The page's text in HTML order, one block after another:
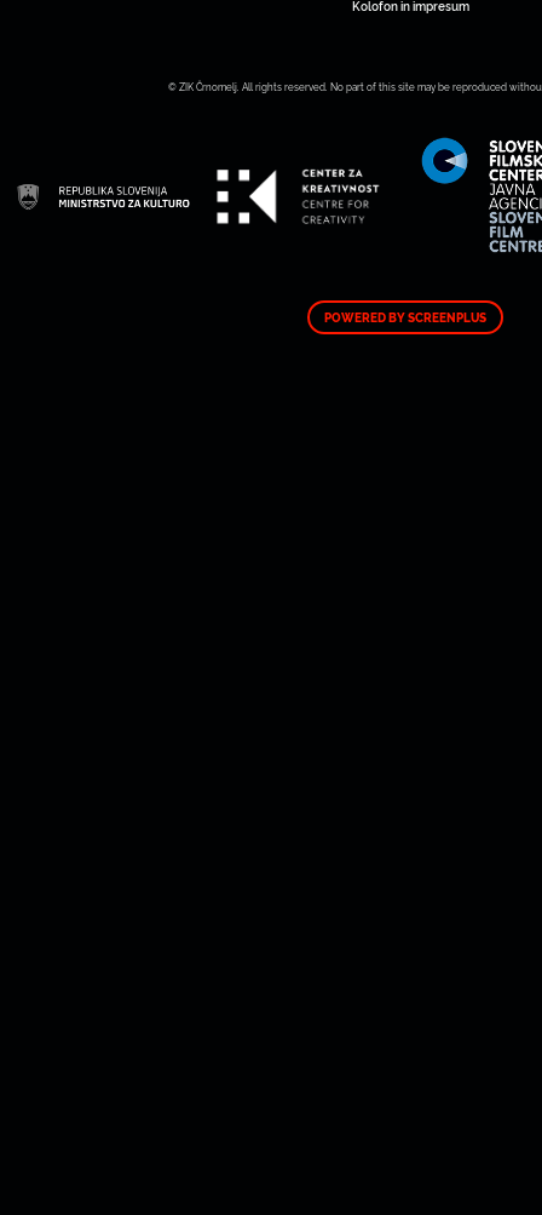
Kolofon in impresum
© ZIK Črnomelj. All rights reserved. No part of this site may be reproduced
POWERED BY SCREENPLUS